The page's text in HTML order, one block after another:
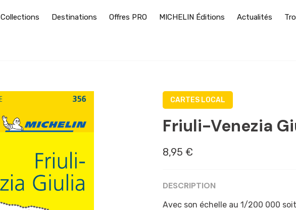
Collections Destinations Offres PRO MICHELIN Éditions Actualités
CARTES LOCAL
Friuli-Venezia
8,95 €
DESCRIPTION
Avec son échelle au 1/200 000